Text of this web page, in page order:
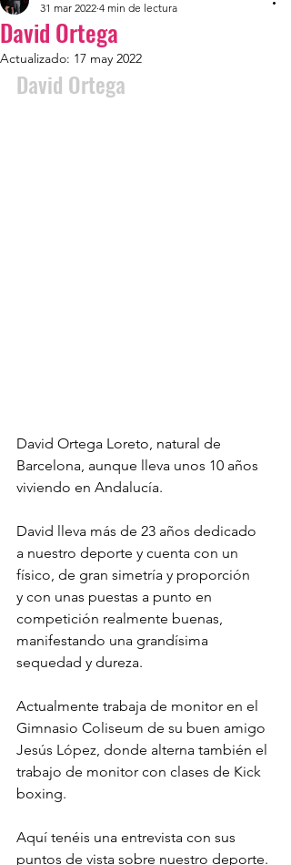
David Ortega
31 mar 2022 4 min de lectura
Actualizado: 17 may 2022
David Ortega
David Ortega Loreto, natural de
Barcelona, aunque lleva unos 10 años
viviendo en Andalucía.
David lleva más de 23 años dedicado
a nuestro deporte y cuenta con un
físico, de gran simetría y proporción
y con unas puestas a punto en
competición realmente buenas,
manifestando una grandísima
sequedad y dureza.
Actualmente trabaja de monitor en el
Gimnasio Coliseum de su buen amigo
Jesús López, donde alterna también el
trabajo de monitor con clases de Kick
boxing.
Aquí tenéis una entrevista con sus
puntos de vista sobre nuestro deporte.